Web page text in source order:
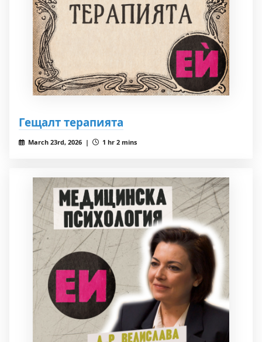
Гещалт терапията
March 23rd, 2026 | 1 hr 2 mins